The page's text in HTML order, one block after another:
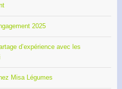
2025
d’expérience avec les
Misa Légumes